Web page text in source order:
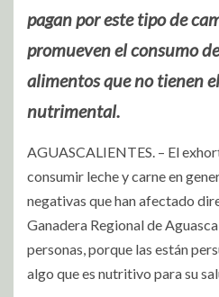
pagan por este tipo de
promueven el consumo
alimentos que no tienen
nutrimental.
AGUASCALIENTES. – El
consumir leche y carne en
negativas que han afectado
Ganadera Regional de
personas, porque las están
algo que es nutritivo para su